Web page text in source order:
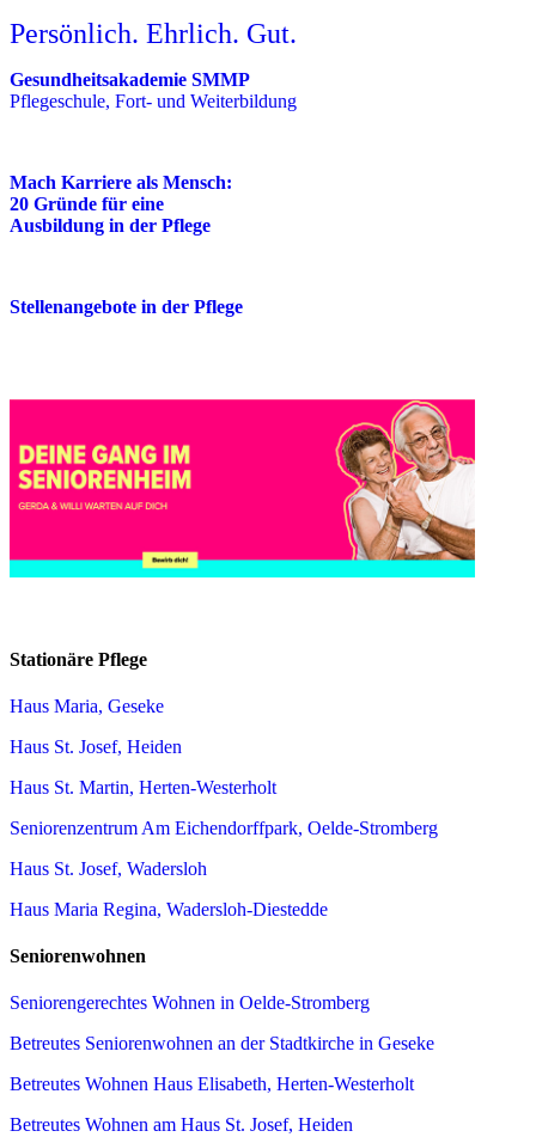
Persönlich. Ehrlich. Gut.
Gesundheitsakademie SMMP
Pflegeschule, Fort- und Weiterbildung
Mach Karriere als Mensch:
20 Gründe für eine
Ausbildung in der Pflege
Stellenangebote in der Pflege
Stationäre Pflege
Haus Maria, Geseke
Haus St. Josef, Heiden
Haus St. Martin, Herten-Westerholt
Seniorenzentrum Am Eichendorffpark, Oelde-Stromberg
Haus St. Josef, Wadersloh
Haus Maria Regina, Wadersloh-Diestedde
Seniorenwohnen
Seniorengerechtes Wohnen in Oelde-Stromberg
Betreutes Seniorenwohnen an der Stadtkirche in Geseke
Betreutes Wohnen Haus Elisabeth, Herten-Westerholt
Betreutes Wohnen am Haus St. Josef, Heiden